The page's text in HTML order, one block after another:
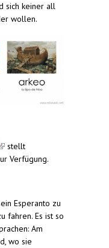
sich keiner all
wollen.
is external)
stellt
Verfügung.
Esperanto zu
fahren. Es ist so
Am
wo sie